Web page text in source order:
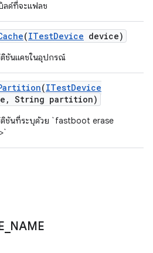
ลด์ที่จะแฟลช
(ITestDevice device)
ติชันแคชในอุปกรณ์
(ITestDevice
, String partition)
ติชันที่ระบุด้วย `fastboot erase
NAME